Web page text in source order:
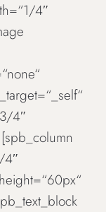
4″
4″
4″